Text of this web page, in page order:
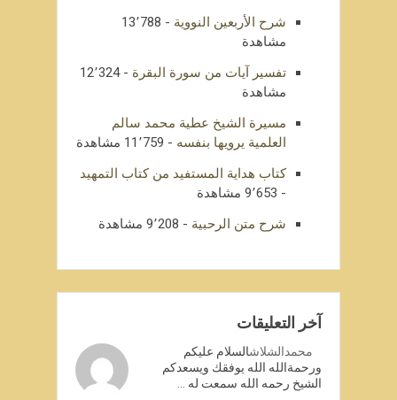
شرح الأربعين النووية
- 13٬788
مشاهدة
تفسير آيات من سورة البقرة
- 12٬324
مشاهدة
مسيرة الشيخ عطية محمد سالم
العلمية يرويها بنفسه - 11٬759 مشاهدة
كتاب هداية المستفيد من كتاب التمهيد
- 9٬653 مشاهدة
شرح متن الرحبية - 9٬208 مشاهدة
آخر التعليقات
محمدالشلاشالسلام عليكم
ورحمةالله الله يوفقك ويسعدكم
الشيخ رحمه الله سمعت له …